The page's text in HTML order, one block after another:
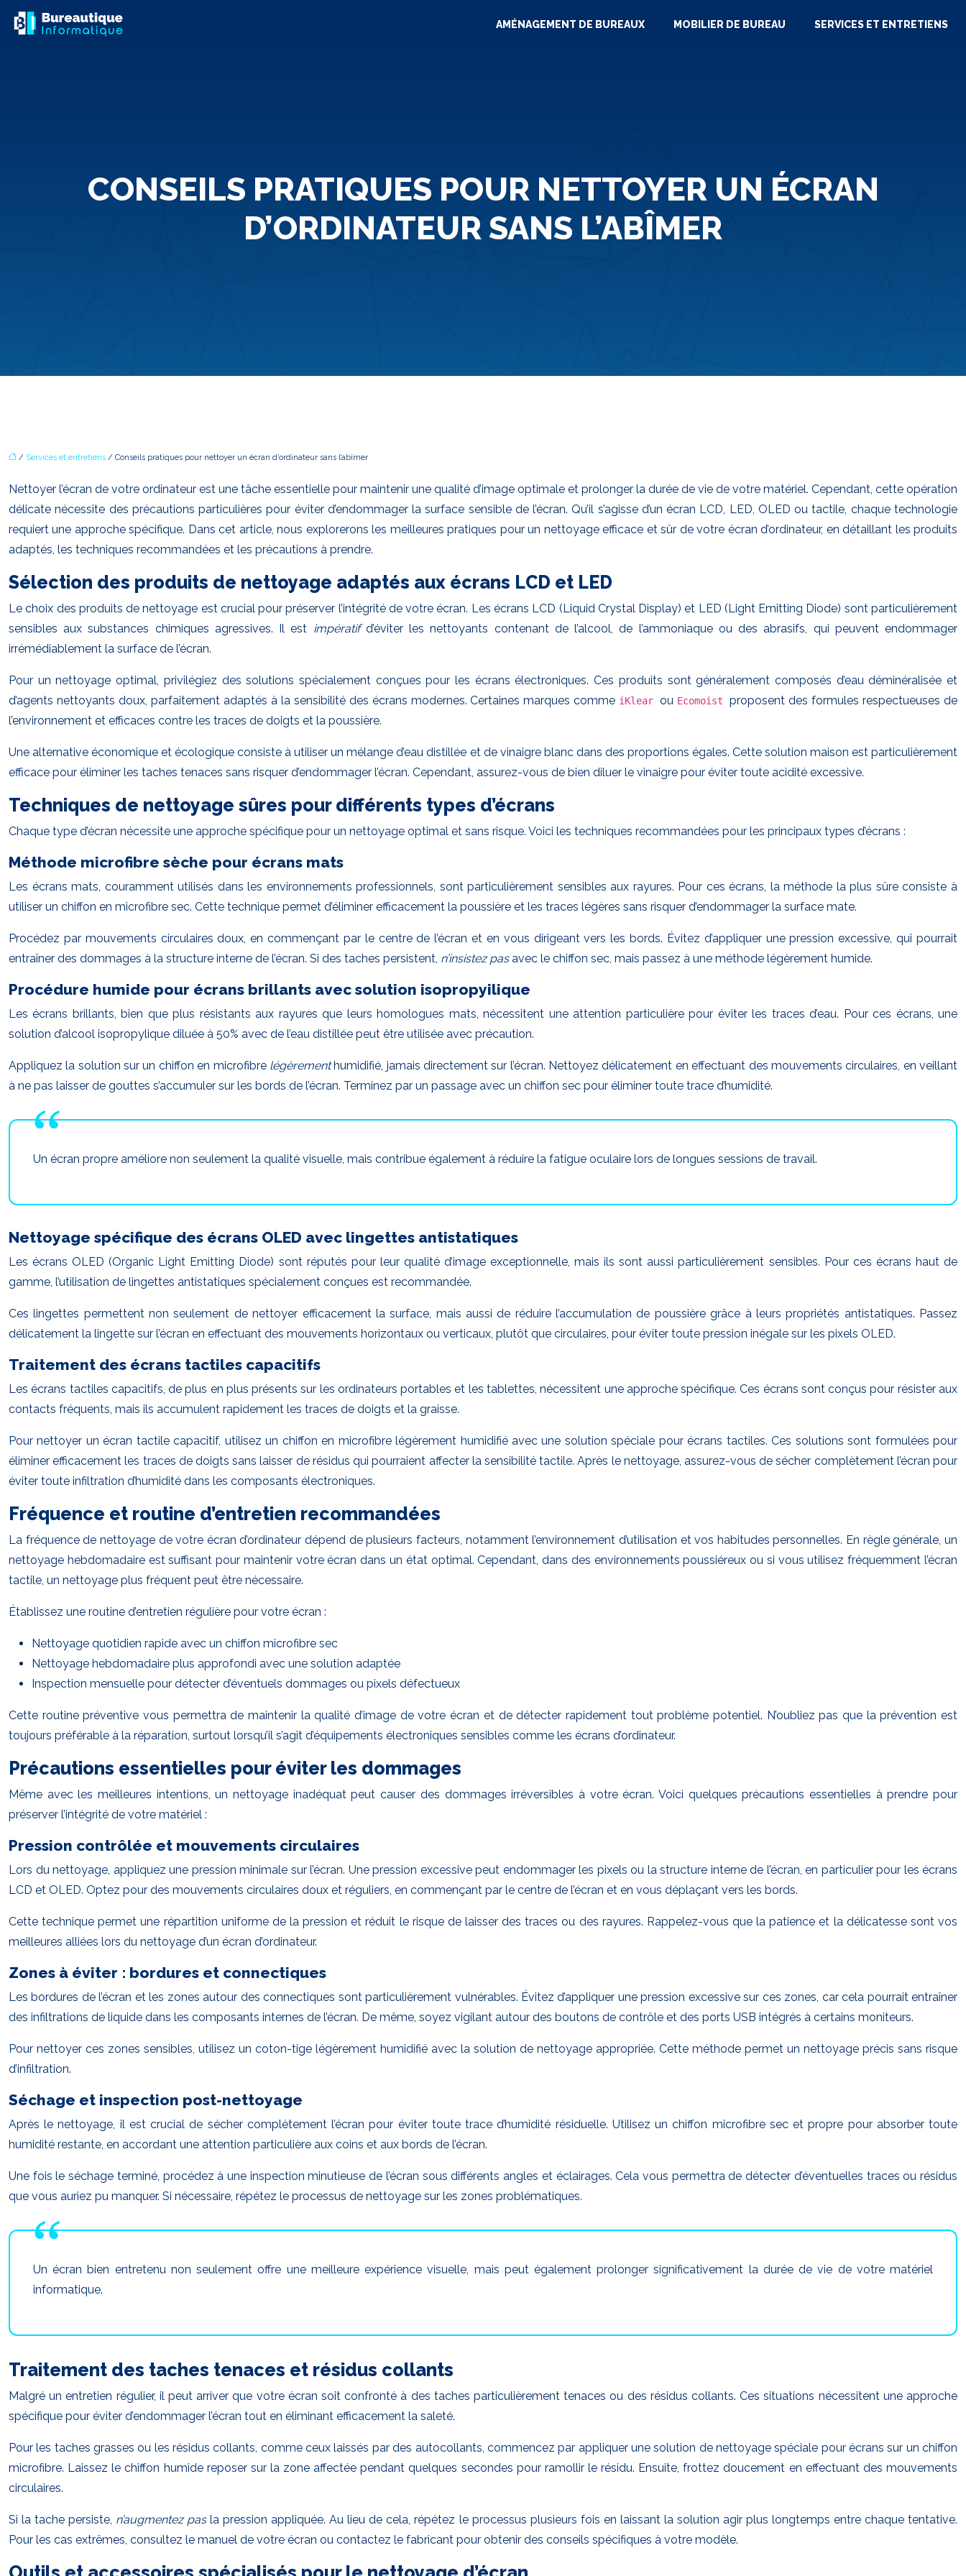
AMÉNAGEMENT DE BUREAUX MOBILIER DE BUREAU SERVICES ET ENTRETIENS
CONSEILS PRATIQUES POUR NETTOYER UN ÉCRAN
D’ORDINATEUR SANS L’ABÎMER
/ Services et entretiens / Conseils pratiques pour nettoyer un écran d’ordinateur sans l’abîmer
Nettoyer l’écran de votre ordinateur est une tâche essentielle pour maintenir une qualité d’image optimale et prolonger la durée de vie de votre matériel. Cependant, cette opération
délicate nécessite des précautions particulières pour éviter d’endommager la surface sensible de l’écran. Qu’il s’agisse d’un écran LCD, LED, OLED ou tactile, chaque technologie
requiert une approche spécifique. Dans cet article, nous explorerons les meilleures pratiques pour un nettoyage efficace et sûr de votre écran d’ordinateur, en détaillant les produits
adaptés, les techniques recommandées et les précautions à prendre.
Sélection des produits de nettoyage adaptés aux écrans LCD et LED
Le choix des produits de nettoyage est crucial pour préserver l’intégrité de votre écran. Les écrans LCD (Liquid Crystal Display) et LED (Light Emitting Diode) sont particulièrement
sensibles aux substances chimiques agressives. Il est impératif d’éviter les nettoyants contenant de l’alcool, de l’ammoniaque ou des abrasifs, qui peuvent endommager
irrémédiablement la surface de l’écran.
Pour un nettoyage optimal, privilégiez des solutions spécialement conçues pour les écrans électroniques. Ces produits sont généralement composés d’eau déminéralisée et
d’agents nettoyants doux, parfaitement adaptés à la sensibilité des écrans modernes. Certaines marques comme iKlearou Ecomoistproposent des formules respectueuses de
l’environnement et efficaces contre les traces de doigts et la poussière.
Une alternative économique et écologique consiste à utiliser un mélange d’eau distillée et de vinaigre blanc dans des proportions égales. Cette solution maison est particulièrement
efficace pour éliminer les taches tenaces sans risquer d’endommager l’écran. Cependant, assurez-vous de bien diluer le vinaigre pour éviter toute acidité excessive.
Techniques de nettoyage sûres pour différents types d’écrans
Chaque type d’écran nécessite une approche spécifique pour un nettoyage optimal et sans risque. Voici les techniques recommandées pour les principaux types d’écrans :
Méthode microfibre sèche pour écrans mats
Les écrans mats, couramment utilisés dans les environnements professionnels, sont particulièrement sensibles aux rayures. Pour ces écrans, la méthode la plus sûre consiste à
utiliser un chiffon en microfibre sec. Cette technique permet d’éliminer efficacement la poussière et les traces légères sans risquer d’endommager la surface mate.
Procédez par mouvements circulaires doux, en commençant par le centre de l’écran et en vous dirigeant vers les bords. Évitez d’appliquer une pression excessive, qui pourrait
entraîner des dommages à la structure interne de l’écran. Si des taches persistent, n’insistez pasavec le chiffon sec, mais passez à une méthode légèrement humide.
Procédure humide pour écrans brillants avec solution isopropyilique
Les écrans brillants, bien que plus résistants aux rayures que leurs homologues mats, nécessitent une attention particulière pour éviter les traces d’eau. Pour ces écrans, une
solution d’alcool isopropylique diluée à 50% avec de l’eau distillée peut être utilisée avec précaution.
Appliquez la solution sur un chiffon en microfibre légèrementhumidifié, jamais directement sur l’écran. Nettoyez délicatement en effectuant des mouvements circulaires, en veillant
à ne pas laisser de gouttes s’accumuler sur les bords de l’écran. Terminez par un passage avec un chiffon sec pour éliminer toute trace d’humidité.
Un écran propre améliore non seulement la qualité visuelle, mais contribue également à réduire la fatigue oculaire lors de longues sessions de travail.
Nettoyage spécifique des écrans OLED avec lingettes antistatiques
Les écrans OLED (Organic Light Emitting Diode) sont réputés pour leur qualité d’image exceptionnelle, mais ils sont aussi particulièrement sensibles. Pour ces écrans haut de
gamme, l’utilisation de lingettes antistatiques spécialement conçues est recommandée.
Ces lingettes permettent non seulement de nettoyer efficacement la surface, mais aussi de réduire l’accumulation de poussière grâce à leurs propriétés antistatiques. Passez
délicatement la lingette sur l’écran en effectuant des mouvements horizontaux ou verticaux, plutôt que circulaires, pour éviter toute pression inégale sur les pixels OLED.
Traitement des écrans tactiles capacitifs
Les écrans tactiles capacitifs, de plus en plus présents sur les ordinateurs portables et les tablettes, nécessitent une approche spécifique. Ces écrans sont conçus pour résister aux
contacts fréquents, mais ils accumulent rapidement les traces de doigts et la graisse.
Pour nettoyer un écran tactile capacitif, utilisez un chiffon en microfibre légèrement humidifié avec une solution spéciale pour écrans tactiles. Ces solutions sont formulées pour
éliminer efficacement les traces de doigts sans laisser de résidus qui pourraient affecter la sensibilité tactile. Après le nettoyage, assurez-vous de sécher complètement l’écran pour
éviter toute infiltration d’humidité dans les composants électroniques.
Fréquence et routine d’entretien recommandées
La fréquence de nettoyage de votre écran d’ordinateur dépend de plusieurs facteurs, notamment l’environnement d’utilisation et vos habitudes personnelles. En règle générale, un
nettoyage hebdomadaire est suffisant pour maintenir votre écran dans un état optimal. Cependant, dans des environnements poussiéreux ou si vous utilisez fréquemment l’écran
tactile, un nettoyage plus fréquent peut être nécessaire.
Établissez une routine d’entretien régulière pour votre écran :
Nettoyage quotidien rapide avec un chiffon microfibre sec
Nettoyage hebdomadaire plus approfondi avec une solution adaptée
Inspection mensuelle pour détecter d’éventuels dommages ou pixels défectueux
Cette routine préventive vous permettra de maintenir la qualité d’image de votre écran et de détecter rapidement tout problème potentiel. N’oubliez pas que la prévention est
toujours préférable à la réparation, surtout lorsqu’il s’agit d’équipements électroniques sensibles comme les écrans d’ordinateur.
Précautions essentielles pour éviter les dommages
Même avec les meilleures intentions, un nettoyage inadéquat peut causer des dommages irréversibles à votre écran. Voici quelques précautions essentielles à prendre pour
préserver l’intégrité de votre matériel :
Pression contrôlée et mouvements circulaires
Lors du nettoyage, appliquez une pression minimale sur l’écran. Une pression excessive peut endommager les pixels ou la structure interne de l’écran, en particulier pour les écrans
LCD et OLED. Optez pour des mouvements circulaires doux et réguliers, en commençant par le centre de l’écran et en vous déplaçant vers les bords.
Cette technique permet une répartition uniforme de la pression et réduit le risque de laisser des traces ou des rayures. Rappelez-vous que la patience et la délicatesse sont vos
meilleures alliées lors du nettoyage d’un écran d’ordinateur.
Zones à éviter : bordures et connectiques
Les bordures de l’écran et les zones autour des connectiques sont particulièrement vulnérables. Évitez d’appliquer une pression excessive sur ces zones, car cela pourrait entraîner
des infiltrations de liquide dans les composants internes de l’écran. De même, soyez vigilant autour des boutons de contrôle et des ports USB intégrés à certains moniteurs.
Pour nettoyer ces zones sensibles, utilisez un coton-tige légèrement humidifié avec la solution de nettoyage appropriée. Cette méthode permet un nettoyage précis sans risque
d’infiltration.
Séchage et inspection post-nettoyage
Après le nettoyage, il est crucial de sécher complètement l’écran pour éviter toute trace d’humidité résiduelle. Utilisez un chiffon microfibre sec et propre pour absorber toute
humidité restante, en accordant une attention particulière aux coins et aux bords de l’écran.
Une fois le séchage terminé, procédez à une inspection minutieuse de l’écran sous différents angles et éclairages. Cela vous permettra de détecter d’éventuelles traces ou résidus
que vous auriez pu manquer. Si nécessaire, répétez le processus de nettoyage sur les zones problématiques.
Un écran bien entretenu non seulement offre une meilleure expérience visuelle, mais peut également prolonger significativement la durée de vie de votre matériel
informatique.
Traitement des taches tenaces et résidus collants
Malgré un entretien régulier, il peut arriver que votre écran soit confronté à des taches particulièrement tenaces ou des résidus collants. Ces situations nécessitent une approche
spécifique pour éviter d’endommager l’écran tout en éliminant efficacement la saleté.
Pour les taches grasses ou les résidus collants, comme ceux laissés par des autocollants, commencez par appliquer une solution de nettoyage spéciale pour écrans sur un chiffon
microfibre. Laissez le chiffon humide reposer sur la zone affectée pendant quelques secondes pour ramollir le résidu. Ensuite, frottez doucement en effectuant des mouvements
circulaires.
Si la tache persiste, n’augmentez pasla pression appliquée. Au lieu de cela, répétez le processus plusieurs fois en laissant la solution agir plus longtemps entre chaque tentative.
Pour les cas extrêmes, consultez le manuel de votre écran ou contactez le fabricant pour obtenir des conseils spécifiques à votre modèle.